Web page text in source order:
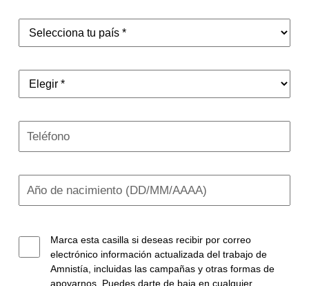
Marca esta casilla si deseas recibir por correo
electrónico información actualizada del trabajo de
Amnistía, incluidas las campañas y otras formas de
apoyarnos. Puedes darte de baja en cualquier